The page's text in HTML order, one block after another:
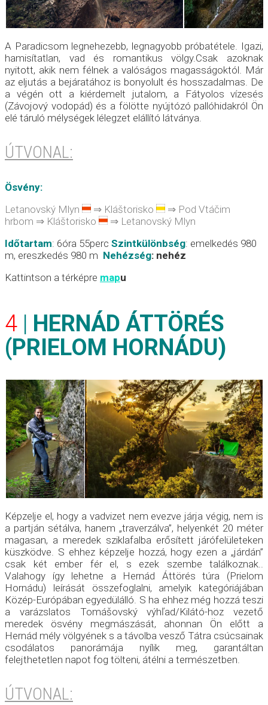
A Paradicsom legnehezebb, legnagyobb próbatétele. Igazi,
hamisítatlan, vad és romantikus völgy.Csak azoknak
nyitott, akik nem félnek a valóságos magasságoktól. Már
az eljutás a bejáratához is bonyolult és hosszadalmas. De
a végén ott a kiérdemelt jutalom, a Fátyolos vízesés
(Závojový vodopád) és a fölötte nyújtózó pallóhidakról Ön
elé táruló mélységek lélegzet elállító látványa.
ÚTVONAL:
Ösvény:
Letanovský Mlyn
⇒ Kláštorisko
⇒ Pod Vtáčim
hrbom ⇒ Kláštorisko
⇒ Letanovský Mlyn
Időtartam: 6óra 55perc Szintkülönbség: emelkedés 980
m, ereszkedés 980 m Nehézség: nehéz
Kattintson a térképre mapu
4
HERNÁD ÁTTÖRÉS
(PRIELOM HORNÁDU)
Képzelje el, hogy a vadvizet nem evezve járja végig, nem is
a partján sétálva, hanem „traverzálva”, helyenkét 20 méter
magasan, a meredek sziklafalba erősített járófelületeken
küszködve. S ehhez képzelje hozzá, hogy ezen a „járdán”
csak két ember fér el, s ezek szembe találkoznak..
Valahogy így lehetne a Hernád Áttörés túra (Prielom
Hornádu) leírását összefoglalni, amelyik kategóriájában
Közép-Európában egyedülálló. S ha ehhez még hozzá teszi
a varázslatos Tomášovský výhľad/Kilátó-hoz vezető
meredek ösvény megmászását, ahonnan Ön előtt a
Hernád mély völgyének s a távolba vesző Tátra csúcsainak
csodálatos panorámája nyílik meg, garantáltan
felejthetetlen napot fog tölteni, átélni a természetben.
ÚTVONAL: